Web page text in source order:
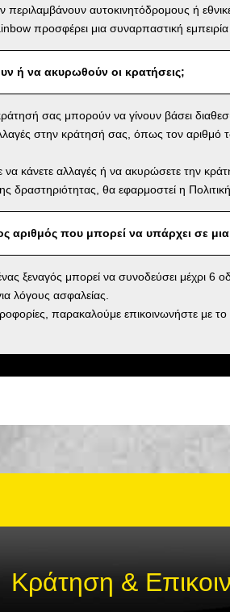
περιλαμβάνουν αυτοκινητόδρομους ή
προσφέρει μια συναρπαστική
ή να ακυρωθούν οι κρατήσεις;
σας μπορούν να γίνουν βάσει
στην κράτησή σας, όπως τον
να κάνετε αλλαγές ή να ακυρώσετε την
δραστηριότητας, θα εφαρμοστεί η
αριθμός που μπορεί να υπάρχει σε
ξεναγός μπορεί να συνοδεύσει μέχρι 6
λόγους ασφαλείας.
παρακαλούμε επικοινωνήστε με
Κράτηση &